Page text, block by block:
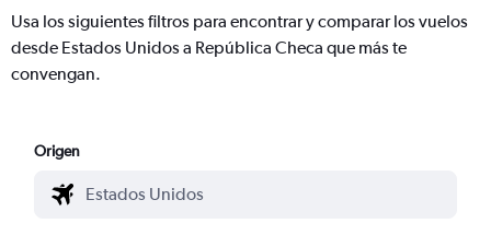
Usa los siguientes filtros para encontrar y comparar los vuelos
desde Estados Unidos a República Checa que más te
convengan.
Origen